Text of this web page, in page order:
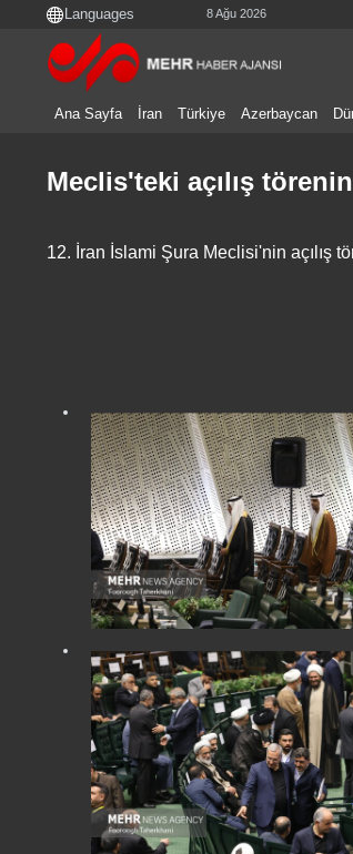
8 Ağu 2026
Ana Sayfa İran Türkiye Azerbaycan
Meclis'teki açılış
12. İran İslami Şura Meclisi'nin açılış